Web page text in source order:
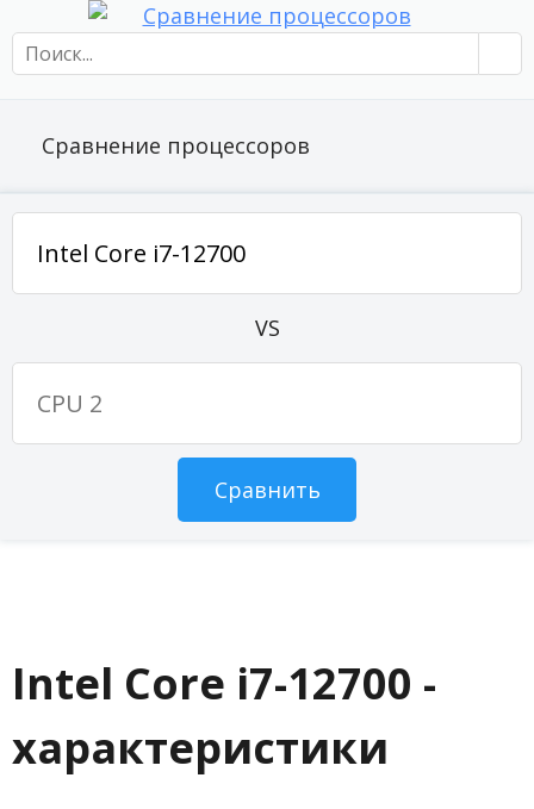
Сравнение процессоров
VS
Intel Core i7-12700 -
характеристики